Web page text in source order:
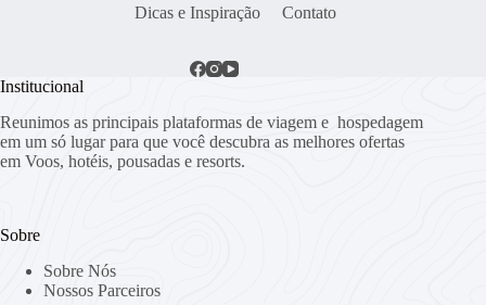
Dicas e Inspiração
Contato
Institucional
Reunimos as principais plataformas de viagem e hospedagem
em um só lugar para que você descubra as melhores ofertas
em Voos, hotéis, pousadas e resorts.
Sobre
Sobre Nós
Nossos Parceiros